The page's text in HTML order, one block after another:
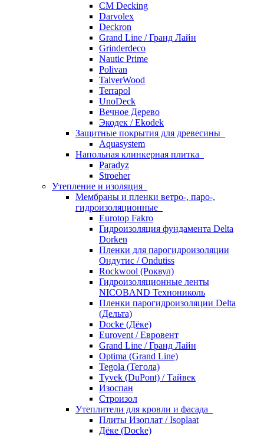
CM Decking
Darvolex
Deckron
Grand Line / Гранд Лайн
Grinderdeco
Nautic Prime
Polivan
TalverWood
Terrapol
UnoDeck
Вечное Дерево
Экодек / Ekodek
Защитные покрытия для древесины
Aquasystem
Напольная клинкерная плитка
Paradyz
Stroeher
Утепление и изоляция
Мембраны и пленки ветро-, паро-,
гидроизоляционные
Eurotop Fakro
Гидроизоляция фундамента Delta
Dorken
Пленки для парогидроизоляции
Ондутис / Ondutiss
Rockwool (Роквул)
Гидроизоляционные ленты
NICOBAND Технониколь
Пленки парогидроизоляции Delta
(Дельта)
Docke (Дёке)
Eurovent / Евровент
Grand Line / Гранд Лайн
Optima (Grand Line)
Tegola (Тегола)
Tyvek (DuPont) / Тайвек
Изоспан
Строизол
Утеплители для кровли и фасада
Плиты Изоплат / Isoplaat
Дёке (Docke)